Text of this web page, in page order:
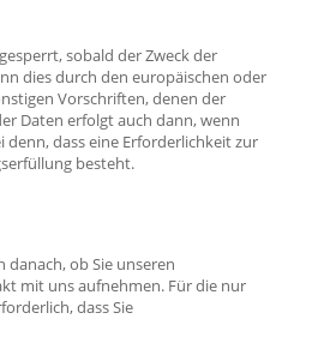
sobald der Zweck der
dies durch den europäischen oder
Vorschriften, denen der
Daten erfolgt auch dann, wenn
dass eine Erforderlichkeit zur
besteht.
ob Sie unseren
mit uns aufnehmen. Für die nur
dass Sie